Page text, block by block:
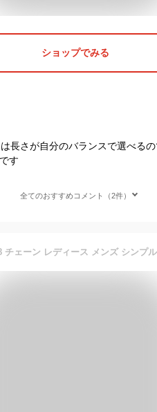
ショップでみる
長さが自分のバランスで選べる
す
全てのおすすめコメント（2件）